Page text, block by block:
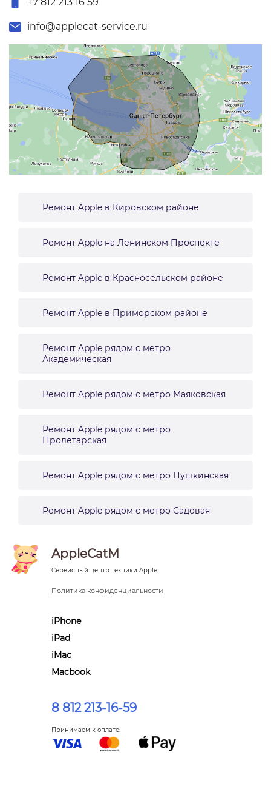
info@applecat-service.ru
Ремонт Apple в Кировском районе
Ремонт Apple на Ленинском Проспекте
Ремонт Apple в Красносельском районе
Ремонт Apple в Приморском районе
Ремонт Apple рядом с метро
Академическая
Ремонт Apple рядом с метро Маяковская
Ремонт Apple рядом с метро
Пролетарская
Ремонт Apple рядом с метро Пушкинская
Ремонт Apple рядом с метро Садовая
AppleCatM
Сервисный центр техники Apple
Политика конфиденциальности
iPhone
iPad
iMac
Macbook
Принимаем к оплате:
8 812 213-16-59